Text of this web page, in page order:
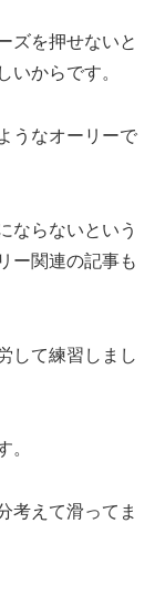
ズを押せないと
いからです。
うなオーリーで
ならないという
ー関連の記事も
して練習しまし
。
考えて滑ってま